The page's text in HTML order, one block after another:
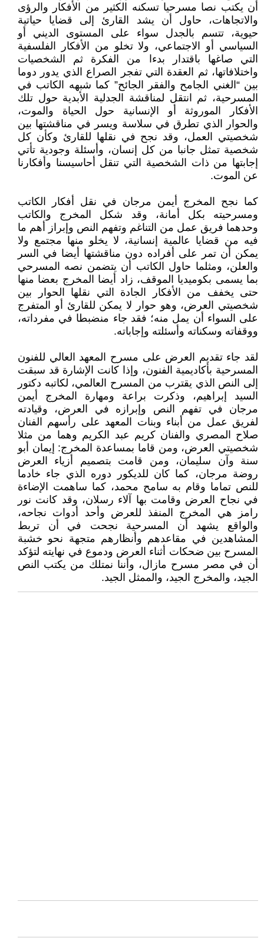
أن يكتب نصا مسرحيا تسكنه الكثير من الأفكار والرؤى
والاتجاهات، حاول أن يشد القارئ إلى قضايا حياتية
حيوية، تتسم بالجدل سواء على المستوى الديني أو
السياسي أو الاجتماعي، ولا تخلو من الأفكار الفلسفية
التي صاغها باقتدار بدءا من الفكرة ثم الشخصيات
واختلافاتها، ثم العقدة التي تفجر الصراع الذي يدور دوما
بين “الغني الجامح والفقر الجائح” كما شبهه الكاتب في
المسرحية، ثم انتقل لمناقشة الجدلية الأبدية حول تلك
الأفكار الموروثة أو الإنسانية حول الحياة والموت،
والحوار الذي تطرق في سلاسة ويسر في مناقشتها بين
شخصيتي العمل، وقد نجح في نقلها للقارئ وكأن كل
شخصية تمثل جانبا من كل إنسان، وأسئلة وجودية تأتي
إجابتها من ذات الشخصية التي تنقل أحاسيسنا وأفكارنا
عن الموت.
كما نجح المخرج أيمن مرجان في نقل أفكار الكاتب
ومسرحيته بكل أمانة، وقد شكل المخرج والكاتب
وحدهما فريق عمل من التناغم وتفهم النص وإبراز أهم ما
فيه من قضايا عالمية إنسانية، لا يخلو منها مجتمع ولا
يمكن أن تمر على أفراده دون مناقشتها أيضا في السر
والعلن، ومثلما حاول الكاتب أن يتضمن نصه المسرحي
بما يسمى بكوميديا الموقف، زاد أيضا المخرج بعضا منها
حتى يخفف من الأفكار الجادة التي نقلها الحوار بين
شخصيتي العرض، وهو حوار لا يمكن للقارئ أو المتفرج
على السواء أن يمل منه؛ فقد جاء منضبطا في مفرداته،
ووقفاته وسكناته وأسئلته وإجاباته.
لقد جاء تقديم العرض على مسرح المعهد العالي للفنون
المسرحية بأكاديمية الفنون، وإذا كانت الإشارة قد سبقت
إلى النص الذي يقترب من المسرح العالمي، لكاتبه دكتور
السيد إبراهيم، وذكرت براعة ومهارة المخرج أيمن
مرجان في تفهم النص وإبرازه في العرض، وقيادته
لفريق عمل من أبناء وبنات المعهد على رأسهم الفنان
صلاح المصري والفنان كريم عبد الكريم وهما من مثلا
شخصيتي العرض، ومن قاما بمساعدة المخرج: إيمان أبو
سنة وآن سليمان، ومن قامت بتصميم أزياء العرض
روضة مرجان، كما كان للديكور دوره الذي جاء خادما
للنص تماما وقام به سامح محمد، كما ساهمت الإضاءة
في نجاح العرض وقامت بها آلاء رسلان، وقد كانت نور
رامز هي المخرج المنفذ للعرض وأحد أدوات نجاحه،
والواقع يشهد أن المسرحية نجحت في أن تربط
المشاهدين في مقاعدهم وأنظارهم متجهة نحو خشبة
المسرح بين ضحكات أثناء العرض ودموع في نهايته لتؤكد
أن في مصر مسرح مازال، وأننا نمتلك من يكتب النص
الجيد، والمخرج الجيد، والممثل الجيد.